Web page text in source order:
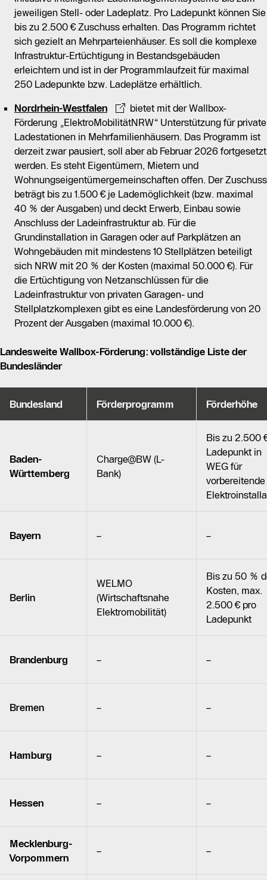
jeweiligen Stell- oder Ladeplatz. Pro Ladepunkt können Sie
bis zu 2.500 € Zuschuss erhalten. Das Programm richtet
sich gezielt an Mehrparteienhäuser. Es soll die komplexe
Infrastruktur-Ertüchtigung in Bestandsgebäuden
erleichtern und ist in der Programmlaufzeit für maximal
250 Ladepunkte bzw. Ladeplätze erhältlich.
Nordrhein-Westfalen
bietet mit der Wallbox-
Förderung „ElektroMobilitätNRW“ Unterstützung für private
Ladestationen in Mehrfamilienhäusern. Das Programm ist
derzeit zwar pausiert, soll aber ab Februar 2026 fortgesetzt
werden. Es steht Eigentümern, Mietern und
Wohnungseigentümergemeinschaften offen. Der Zuschuss
beträgt bis zu 1.500 € je Lademöglichkeit (bzw. maximal
40 % der Ausgaben) und deckt Erwerb, Einbau sowie
Anschluss der Ladeinfrastruktur ab. Für die
Grundinstallation in Garagen oder auf Parkplätzen an
Wohngebäuden mit mindestens 10 Stellplätzen beteiligt
sich NRW mit 20 % der Kosten (maximal 50.000 €). Für
die Ertüchtigung von Netzanschlüssen für die
Ladeinfrastruktur von privaten Garagen- und
Stellplatzkomplexen gibt es eine Landesförderung von 20
Prozent der Ausgaben (maximal 10.000 €).
Landesweite Wallbox-Förderung: vollständige Liste der
Bundesländer
Bundesland Förderprogramm Förderhöhe
Baden-
Württemberg
Charge@BW (L-
Bank)
Bis zu 2.500
Ladepunkt in
WEG für
vorbereitende
Bayern – –
Berlin
WELMO
(Wirtschaftsnahe
Elektromobilität)
Bis zu 50 %
Kosten, max.
2.500 € pro
Ladepunkt
Brandenburg – –
Bremen – –
Hamburg – –
Hessen – –
Mecklenburg-
Vorpommern
– –